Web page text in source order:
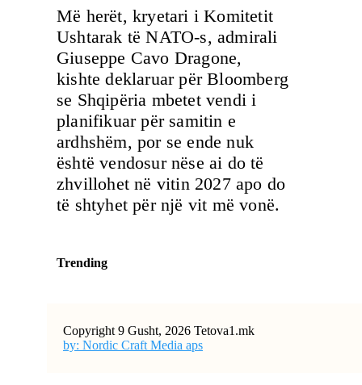
Më herët, kryetari i Komitetit
Ushtarak të NATO-s, admirali
Giuseppe Cavo Dragone,
kishte deklaruar për Bloomberg
se Shqipëria mbetet vendi i
planifikuar për samitin e
ardhshëm, por se ende nuk
është vendosur nëse ai do të
zhvillohet në vitin 2027 apo do
të shtyhet për një vit më vonë.
Trending
Copyright 9 Gusht, 2026 Tetova1.mk
by: Nordic Craft Media aps